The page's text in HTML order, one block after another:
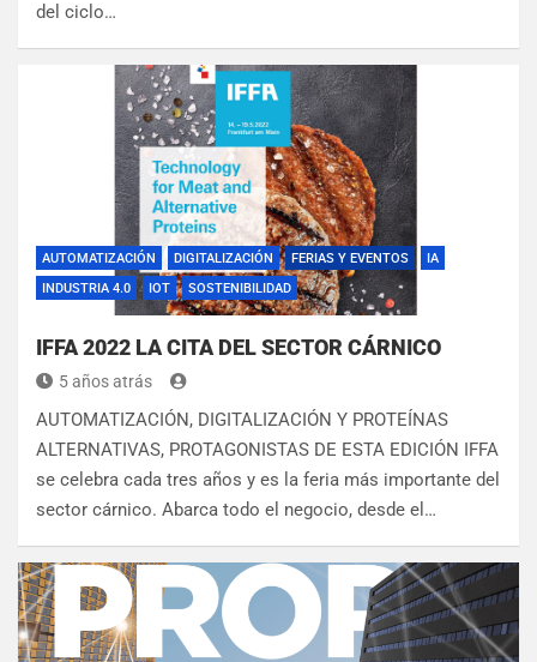
del ciclo…
AUTOMATIZACIÓN DIGITALIZACIÓN FERIAS Y EVENTOS
IA
INDUSTRIA 4.0
IOT SOSTENIBILIDAD
IFFA 2022 LA CITA DEL SECTOR CÁRNICO
5 años atrás
AUTOMATIZACIÓN, DIGITALIZACIÓN Y PROTEÍNAS
ALTERNATIVAS, PROTAGONISTAS DE ESTA EDICIÓN IFFA
se celebra cada tres años y es la feria más importante del
sector cárnico. Abarca todo el negocio, desde el…